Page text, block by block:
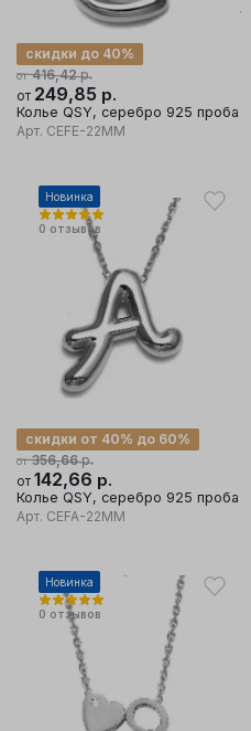
от 416,42р.
скидки до 40%
от 249,85 р.
Колье QSY, серебро 925 проба
Арт. CEFE-22MM
Новинка
0 отзывов
от 356,66р.
скидки от 40% до 60%
от 142,66 р.
Колье QSY, серебро 925 проба
Арт. CEFA-22MM
Новинка
0 отзывов